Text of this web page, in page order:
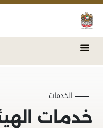
الخدمات
خدمات